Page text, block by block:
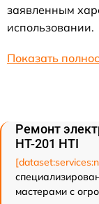
заявленным
использовании.
Показать
Ремонт
HT-201 HTI
мастерами с